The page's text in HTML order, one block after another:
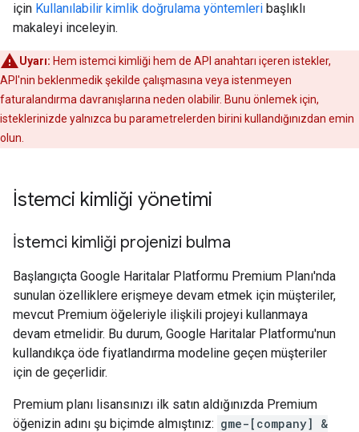
için Kullanılabilir kimlik doğrulama yöntemleri başlıklı
makaleyi inceleyin.
Uyarı: Hem istemci kimliği hem de API anahtarı içeren istekler,
API'nin beklenmedik şekilde çalışmasına veya istenmeyen
faturalandırma davranışlarına neden olabilir. Bunu önlemek için,
isteklerinizde yalnızca bu parametrelerden birini kullandığınızdan emin
olun.
İstemci kimliği yönetimi
İstemci kimliği projenizi bulma
Başlangıçta Google Haritalar Platformu Premium Planı'nda
sunulan özelliklere erişmeye devam etmek için müşteriler,
mevcut Premium öğeleriyle ilişkili projeyi kullanmaya
devam etmelidir. Bu durum, Google Haritalar Platformu'nun
kullandıkça öde fiyatlandırma modeline geçen müşteriler
için de geçerlidir.
Premium planı lisansınızı ilk satın aldığınızda Premium
öğenizin adını şu biçimde almıştınız: gme-[company] &